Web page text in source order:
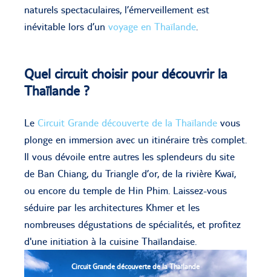
naturels spectaculaires, l’émerveillement est
inévitable lors d’un voyage en Thaïlande.
Quel circuit choisir pour découvrir la
Thaïlande ?
Le Circuit Grande découverte de la Thaïlande vous
plonge en immersion avec un itinéraire très complet.
Il vous dévoile entre autres les splendeurs du site
de Ban Chiang, du Triangle d’or, de la rivière Kwaï,
ou encore du temple de Hin Phim. Laissez-vous
séduire par les architectures Khmer et les
nombreuses dégustations de spécialités, et profitez
d'une initiation à la cuisine Thaïlandaise.
Circuit Grande découverte de la Thaïlande